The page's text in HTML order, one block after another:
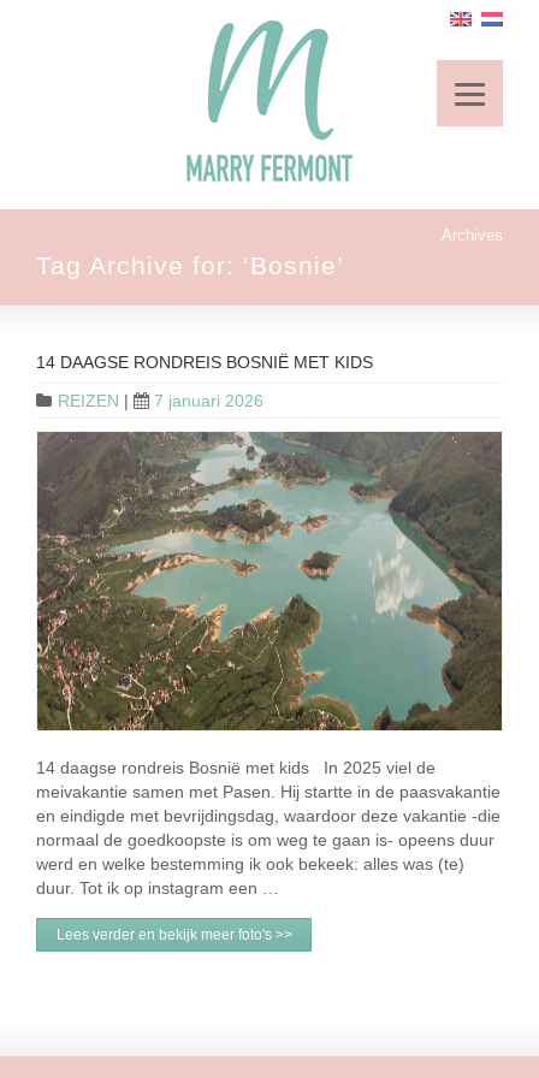
Archives
Tag Archive for: ‘Bosnie’
14 DAAGSE RONDREIS BOSNIË MET KIDS
REIZEN | 7 januari 2026
14 daagse rondreis Bosnië met kids In 2025 viel de
meivakantie samen met Pasen. Hij startte in de paasvakantie
en eindigde met bevrijdingsdag, waardoor deze vakantie -die
normaal de goedkoopste is om weg te gaan is- opeens duur
werd en welke bestemming ik ook bekeek: alles was (te)
duur. Tot ik op instagram een …
Lees verder en bekijk meer foto's >>